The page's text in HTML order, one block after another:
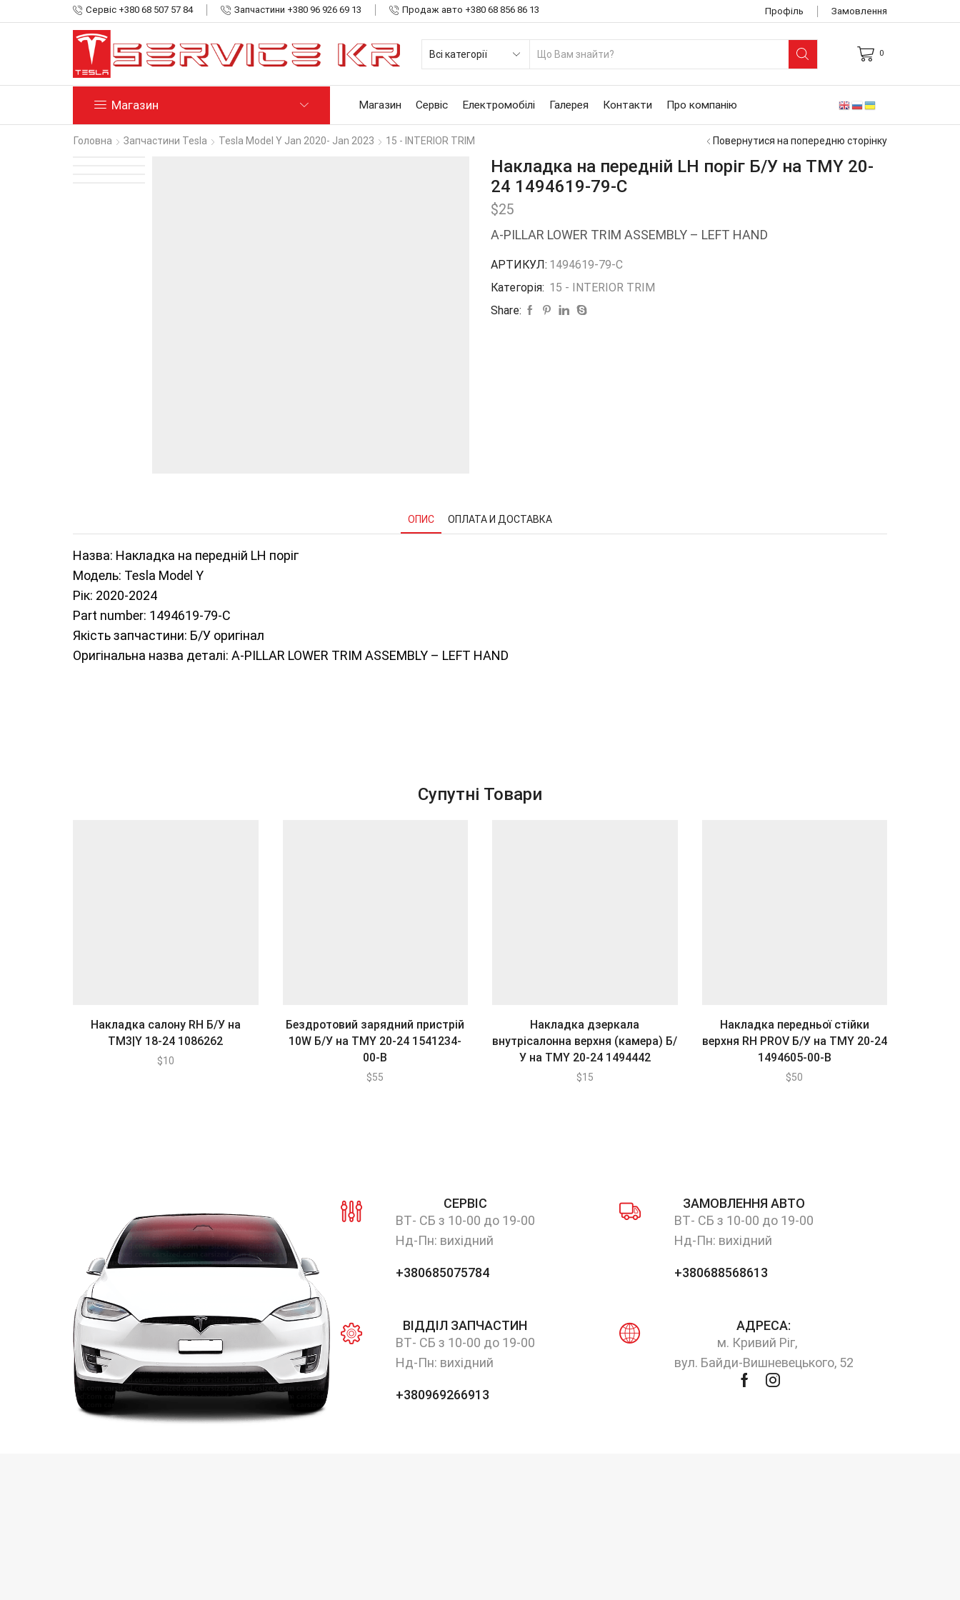
Сервіс +380 68 507 57 84 Запчастини +380 96 926 69 13 Продаж авто +380 68 856 86 13 Профіль Замовлення
0
Магазин Магазин Сервіс Електромобілі Галерея Контакти Про компанію
Головна Запчастини Tesla Tesla Model Y Jan 2020- Jan 2023 15 - INTERIOR TRIM Повернутися на попередню сторінку
Накладка на передній LH поріг Б/У на ТМY 20-
24 1494619-79-С
$25
A-PILLAR LOWER TRIM ASSEMBLY – LEFT HAND
АРТИКУЛ: 1494619-79-С
Категорія: 15 - INTERIOR TRIM
Share:
ОПИС ОПЛАТА И ДОСТАВКА
Назва: Накладка на передній LH поріг
Модель: Tesla Model Y
Рік: 2020-2024
Part number: 1494619-79-С
Якість запчастини: Б/У оригінал
Оригінальна назва деталі: A-PILLAR LOWER TRIM ASSEMBLY – LEFT HAND
Супутні Товари
Накладка салону RH Б/У на
ТМ3|Y 18-24 1086262
$10
Бездротовий зарядний пристрій
10W Б/У на ТМY 20-24 1541234-
00-В
$55
Накладка дзеркала
внутрісалонна верхня (камера) Б/
У на ТМY 20-24 1494442
$15
Накладка передньої стійки
верхня RH PROV Б/У на ТМY 20-24
1494605-00-В
$50
СЕРВІС
ВТ- СБ з 10-00 до 19-00
Нд-Пн: вихідний
+380685075784
ВІДДІЛ ЗАПЧАСТИН
ВТ- СБ з 10-00 до 19-00
Нд-Пн: вихідний
+380969266913
ЗАМОВЛЕННЯ АВТО
ВТ- СБ з 10-00 до 19-00
Нд-Пн: вихідний
+380688568613
АДРЕСА:
м. Кривий Ріг,
вул. Байди-Вишневецького, 52
FacebookInstagram